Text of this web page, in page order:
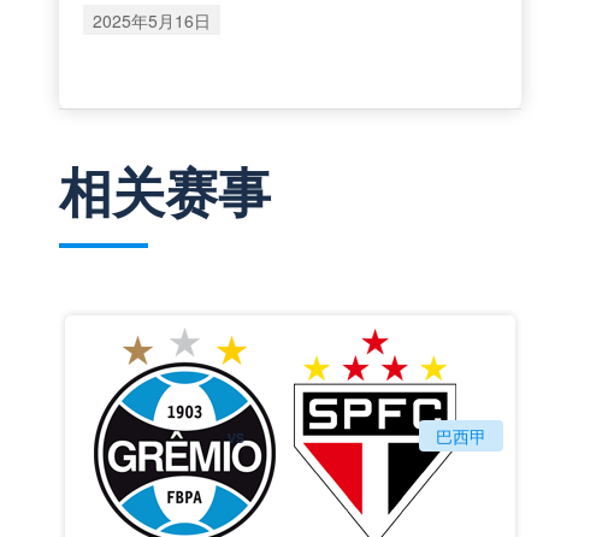
2025年5月16日
相关赛事
格雷米奥
vs 巴西甲